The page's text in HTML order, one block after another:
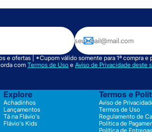
e ofertas | *Cupom válido somente para 1ª compra e
comTermos de Uso e Aviso de Privacidade deste
Explore
Achadinhos
Lançamentos
Tá na Flávio's
Flávio's Kids
Termos e
Aviso de
Termos de Uso
Regulamento de
Política de
Política de Entregas